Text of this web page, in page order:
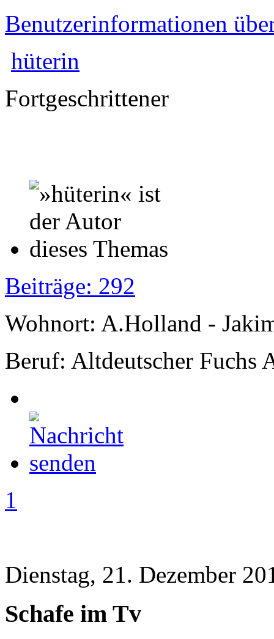
Benutzerinformationen
hüterin
Fortgeschrittener
Beiträge: 292
Wohnort: A.Holland -
Beruf: Altdeutscher Fuchs
1
Dienstag, 21. Dezember
Schafe im Tv